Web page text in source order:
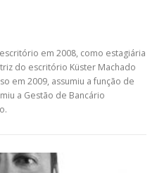
em 2008, como estagiária
do escritório Küster Machado
em 2009, assumiu a função de
a Gestão de Bancário